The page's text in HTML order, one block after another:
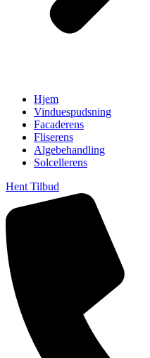
Hjem
Vinduespudsning
Facaderens
Fliserens
Algebehandling
Solcellerens
Hent Tilbud